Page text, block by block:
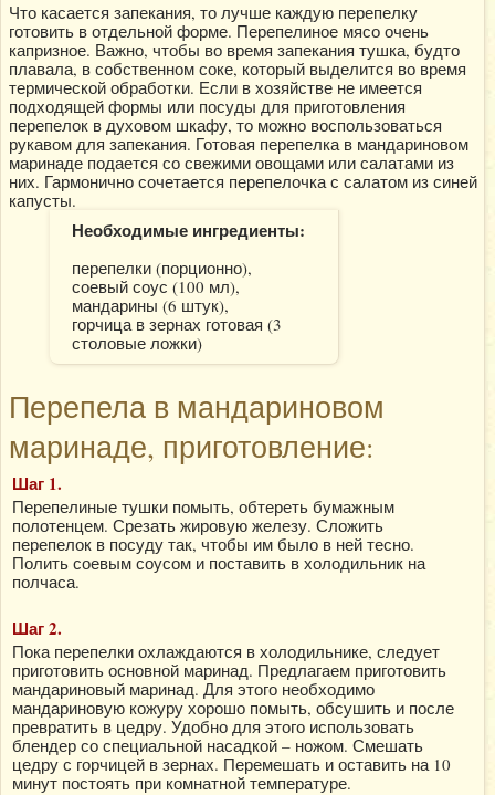
Что касается запекания, то лучше каждую перепелку
готовить в отдельной форме. Перепелиное мясо очень
капризное. Важно, чтобы во время запекания тушка, будто
плавала, в собственном соке, который выделится во время
термической обработки. Если в хозяйстве не имеется
подходящей формы или посуды для приготовления
перепелок в духовом шкафу, то можно воспользоваться
рукавом для запекания. Готовая перепелка в мандариновом
маринаде подается со свежими овощами или салатами из
них. Гармонично сочетается перепелочка с салатом из синей
капусты.
Необходимые ингредиенты:
перепелки (порционно),
соевый соус (100 мл),
мандарины (6 штук),
горчица в зернах готовая (3
столовые ложки)
Перепела в мандариновом
маринаде, приготовление:
Шаг 1.
Перепелиные тушки помыть, обтереть бумажным
полотенцем. Срезать жировую железу. Сложить
перепелок в посуду так, чтобы им было в ней тесно.
Полить соевым соусом и поставить в холодильник на
полчаса.
Шаг 2.
Пока перепелки охлаждаются в холодильнике, следует
приготовить основной маринад. Предлагаем приготовить
мандариновый маринад. Для этого необходимо
мандариновую кожуру хорошо помыть, обсушить и после
превратить в цедру. Удобно для этого использовать
блендер со специальной насадкой – ножом. Смешать
цедру с горчицей в зернах. Перемешать и оставить на 10
минут постоять при комнатной температуре.